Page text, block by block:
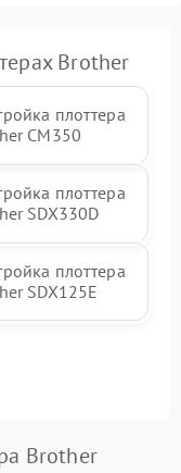
Brother
плоттера
CM350
плоттера
SDX330D
плоттера
SDX125E
Brother